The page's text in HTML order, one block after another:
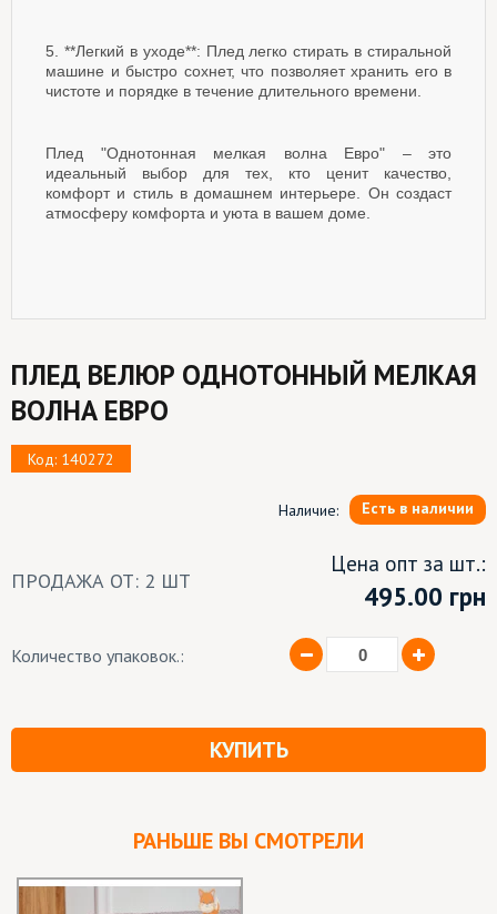
5. **Легкий в уходе**: Плед легко стирать в стиральной
машине и быстро сохнет, что позволяет хранить его в
чистоте и порядке в течение длительного времени.
Плед "Однотонная мелкая волна Евро" – это
идеальный выбор для тех, кто ценит качество,
комфорт и стиль в домашнем интерьере. Он создаст
атмосферу комфорта и уюта в вашем доме.
ПЛЕД ВЕЛЮР ОДНОТОННЫЙ МЕЛКАЯ
ВОЛНА ЕВРО
Код: 140272
Наличие: Есть в наличии
ПРОДАЖА ОТ: 2 ШТ
Цена опт за шт.:
495.00 грн
Количество упаковок.:
КУПИТЬ
РАНЬШЕ ВЫ СМОТРЕЛИ